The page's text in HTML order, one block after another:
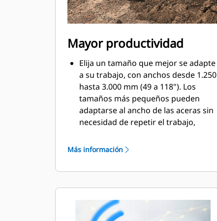
Mayor productividad
Elija un tamaño que mejor se adapte
a su trabajo, con anchos desde 1.250
hasta 3.000 mm (49 a 118"). Los
tamaños más pequeños pueden
adaptarse al ancho de las aceras sin
necesidad de repetir el trabajo,
anchos pueden nivelar áreas más
tiempo.
un rotador inclinable, las vigas de
nivelación son compatibles con la
Más información